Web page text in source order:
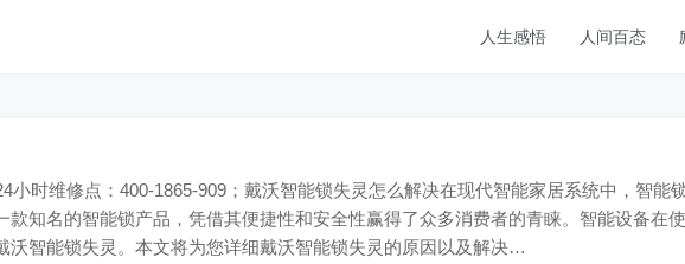
人生感悟 人间百态
小时维修点：400-1865-909；戴沃智能锁失灵怎么解决在现代智能家居系统中，智能
款知名的智能锁产品，凭借其便捷性和安全性赢得了众多消费者的青睐。智能设备在
沃智能锁失灵。本文将为您详细戴沃智能锁失灵的原因以及解决…